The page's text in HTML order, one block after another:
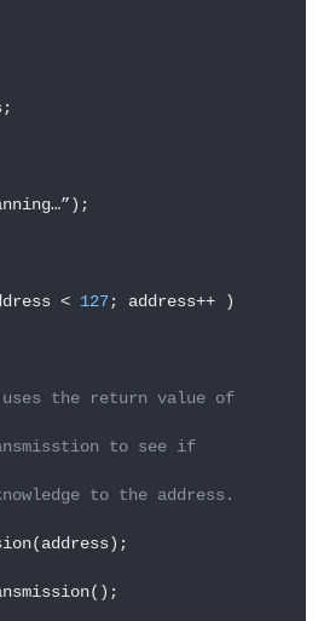
< 127; address++ )
the return value of
to see if
to the address.